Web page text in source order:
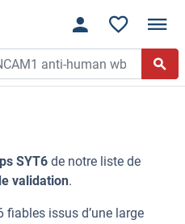
SYT6 de notre liste de
validation.
fiables issus d’une large